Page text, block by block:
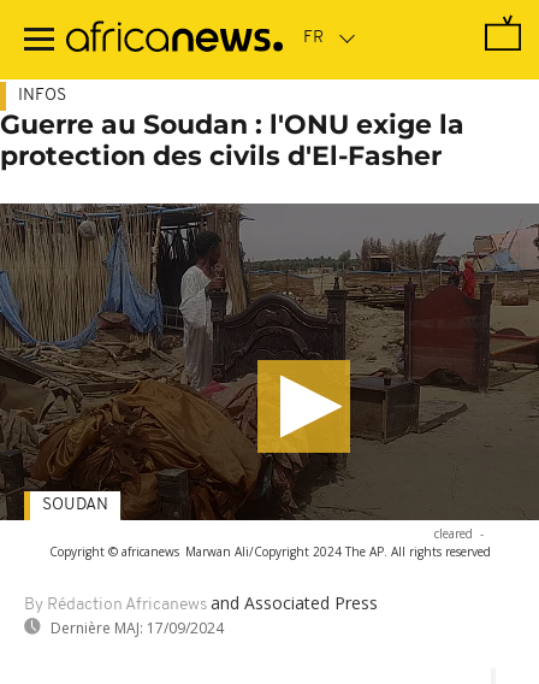
contenu
INFOS
Guerre au Soudan : l'ONU exige la
protection des civils d'El-Fasher
cleared -
Copyright © africanews Marwan Ali/Copyright 2024 The AP. All rights reserved
By Rédaction Africanews and Associated Press
Dernière MAJ: 17/09/2024
SOUDAN